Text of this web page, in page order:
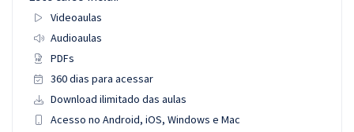
Videoaulas
Audioaulas
PDFs
360 dias para acessar
Download ilimitado das aulas
Acesso no Android, iOS, Windows e Mac